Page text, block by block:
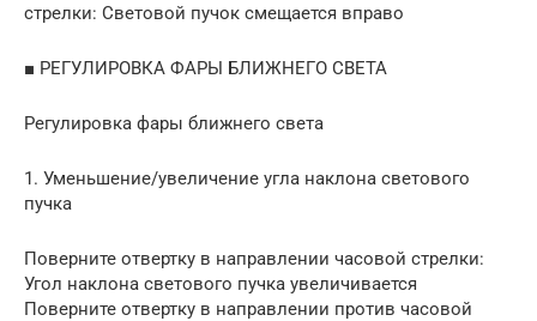
стрелки: Световой пучок смещается вправо
■ РЕГУЛИРОВКА ФАРЫ БЛИЖНЕГО СВЕТА
Регулировка фары ближнего света
1. Уменьшение/увеличение угла наклона светового
пучка
Поверните отвертку в направлении часовой стрелки:
Угол наклона светового пучка увеличивается
Поверните отвертку в направлении против часовой